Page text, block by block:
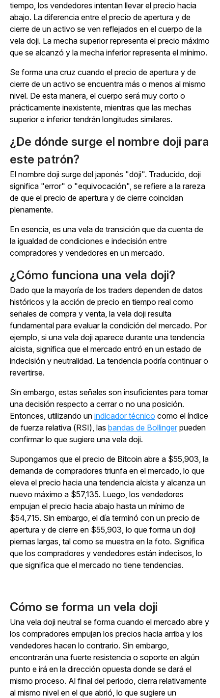
tiempo, los vendedores intentan llevar el precio hacia
abajo. La diferencia entre el precio de apertura y de
cierre de un activo se ven reflejados en el cuerpo de la
vela doji. La mecha superior representa el precio máximo
que se alcanzó y la mecha inferior representa el mínimo.
Se forma una cruz cuando el precio de apertura y de
cierre de un activo se encuentra más o menos al mismo
nivel. De esta manera, el cuerpo será muy corto o
prácticamente inexistente, mientras que las mechas
superior e inferior tendrán longitudes similares.
¿De dónde surge el nombre doji para
este patrón?
El nombre doji surge del japonés "dоji". Traducido, doji
significa "error" o "equivocación", se refiere a la rareza
de que el precio de apertura y de cierre coincidan
plenamente.
En esencia, es una vela de transición que da cuenta de
la igualdad de condiciones e indecisión entre
compradores y vendedores en un mercado.
¿Cómo funciona una vela doji?
Dado que la mayoría de los traders dependen de datos
históricos y la acción de precio en tiempo real como
señales de compra y venta, la vela doji resulta
fundamental para evaluar la condición del mercado. Por
ejemplo, si una vela doji aparece durante una tendencia
alcista, significa que el mercado entró en un estado de
indecisión y neutralidad. La tendencia podría continuar o
revertirse.
Sin embargo, estas señales son insuficientes para tomar
una decisión respecto a cerrar o no una posición.
Entonces, utilizando un indicador técnico como el índice
de fuerza relativa (RSI), las bandas de Bollinger pueden
confirmar lo que sugiere una vela doji.
Supongamos que el precio de Bitcoin abre a $55,903, la
demanda de compradores triunfa en el mercado, lo que
eleva el precio hacia una tendencia alcista y alcanza un
nuevo máximo a $57,135. Luego, los vendedores
empujan el precio hacia abajo hasta un mínimo de
$54,715. Sin embargo, el día terminó con un precio de
apertura y de cierre en $55,903, lo que forma un doji
piernas largas, tal como se muestra en la foto. Significa
que los compradores y vendedores están indecisos, lo
que significa que el mercado no tiene tendencias.
Cómo se forma un vela doji
Una vela doji neutral se forma cuando el mercado abre y
los compradores empujan los precios hacia arriba y los
vendedores hacen lo contrario. Sin embargo,
encontrarán una fuerte resistencia o soporte en algún
punto e irá en la dirección opuesta donde se dará el
mismo proceso. Al final del periodo, cierra relativamente
al mismo nivel en el que abrió, lo que sugiere un